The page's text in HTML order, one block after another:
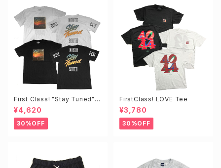
First Class! "Stay Tuned"T
EE
¥4,620
30%OFF
FirstClass! LOVE Tee
¥3,780
30%OFF